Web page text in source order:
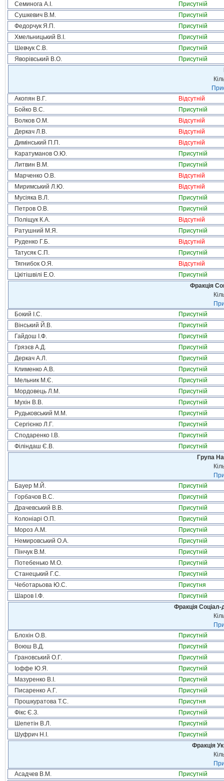
Семинога А.І.
Присутній
Сушкевич В.М.
Присутній
Федорчук Я.П.
Присутній
Хмельницький В.І.
Присутній
Шевчук С.В.
Присутній
Яворівський В.О.
Присутній
Акопян В.Г.
Відсутній
Бойко В.С.
Присутній
Волков О.М.
Відсутній
Деркач Л.В.
Відсутній
Димінський П.П.
Відсутній
Каратуманов О.Ю.
Присутній
Литвин В.М.
Присутній
Марченко О.В.
Відсутній
Миримський Л.Ю.
Відсутній
Мусіяка В.Л.
Присутній
Петров О.В.
Присутній
Поліщук К.А.
Відсутній
Ратушний М.Я.
Присутній
Руденко Г.Б.
Відсутній
Татусяк С.П.
Присутній
Тягнибок О.Я.
Відсутній
Цкітішвілі Е.О.
Присутній
Фракція
Бокий І.С.
Присутній
Вінський Й.В.
Присутній
Гайдош І.Ф.
Присутній
Грязєв А.Д.
Присутній
Деркач А.Л.
Присутній
Клименко А.В.
Присутній
Мельник М.Є.
Присутній
Мордовець Л.М.
Присутній
Мухін В.В.
Присутній
Рудьковський М.М.
Присутній
Сергієнко Л.Г.
Присутній
Сподаренко І.В.
Присутній
Філіндаш Є.В.
Присутній
Група
Бауер М.Й.
Присутній
Горбачов В.С.
Присутній
Драчевський В.В.
Присутній
Колоніарі О.П.
Присутній
Мороз А.М.
Присутній
Немировський О.А.
Присутній
Пінчук В.М.
Присутній
Потебенько М.О.
Присутній
Станецький Г.С.
Присутній
Чеботарьова Ю.С.
Присутня
Шаров І.Ф.
Присутній
Фракція Соціал-
Блохін О.В.
Присутній
Воюш В.Д.
Присутній
Грановський О.Г.
Присутній
Іоффе Ю.Я.
Присутній
Мазуренко В.І.
Присутній
Писаренко А.Г.
Присутній
Прошкуратова Т.С.
Присутня
Фікс Є.З.
Присутній
Шепетін В.Л.
Присутній
Шуфрич Н.І.
Присутній
Фракція
Асадчев В.М.
Присутній